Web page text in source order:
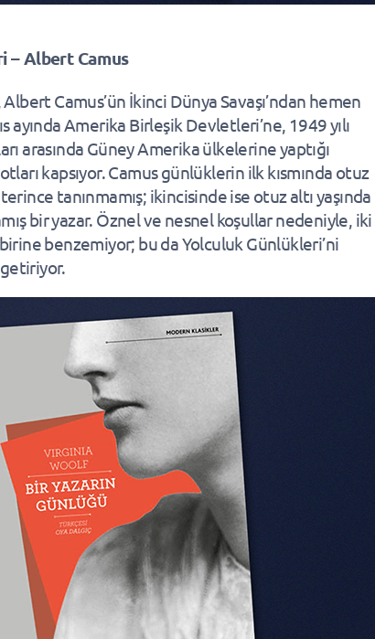
– Albert Camus
Camus’ün İkinci Dünya Savaşı’ndan hemen
ayında Amerika Birleşik Devletleri’ne, 1949 yılı
arasında Güney Amerika ülkelerine yaptığı
kapsıyor. Camus günlüklerin ilk kısmında otuz
tanınmamış; ikincisinde ise otuz altı yaşında
bir yazar. Öznel ve nesnel koşullar nedeniyle, iki
benzemiyor; bu da Yolculuk Günlükleri’ni